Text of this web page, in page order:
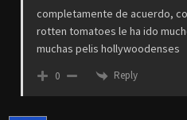
completamente de acuerdo,
rotten tomatoes le ha ido
muchas pelis hollywoodenses
0 Reply